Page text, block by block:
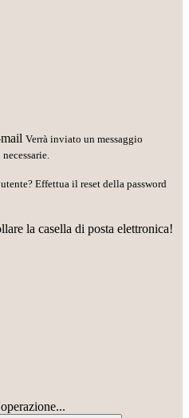
Verrà inviato un messaggio
Effettua il reset della password
la casella di posta elettronica!